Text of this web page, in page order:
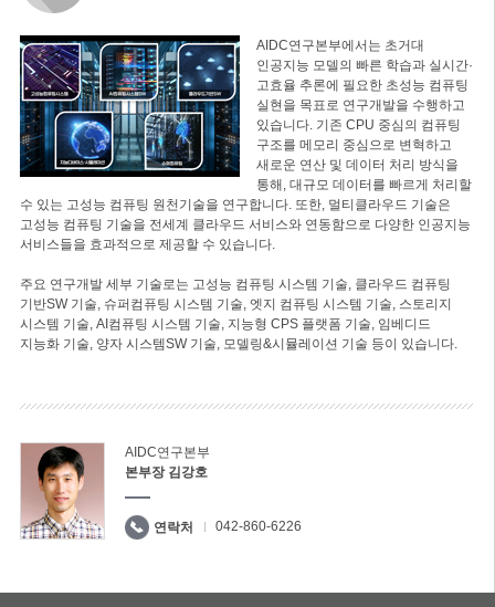
AIDC연구본부에서는 초거대
인공지능 모델의 빠른 학습과 실시간·
고효율 추론에 필요한 초성능 컴퓨팅
실현을 목표로 연구개발을 수행하고
있습니다. 기존 CPU 중심의 컴퓨팅
구조를 메모리 중심으로 변혁하고
새로운 연산 및 데이터 처리 방식을
통해, 대규모 데이터를 빠르게 처리할
수 있는 고성능 컴퓨팅 원천기술을 연구합니다. 또한, 멀티클라우드 기술은
고성능 컴퓨팅 기술을 전세계 클라우드 서비스와 연동함으로 다양한 인공지능
서비스들을 효과적으로 제공할 수 있습니다.
주요 연구개발 세부 기술로는 고성능 컴퓨팅 시스템 기술, 클라우드 컴퓨팅
기반SW 기술, 슈퍼컴퓨팅 시스템 기술, 엣지 컴퓨팅 시스템 기술, 스토리지
시스템 기술, AI컴퓨팅 시스템 기술, 지능형 CPS 플랫폼 기술, 임베디드
지능화 기술, 양자 시스템SW 기술, 모델링&시뮬레이션 기술 등이 있습니다.
AIDC연구본부
본부장 김강호
연락처 042-860-6226